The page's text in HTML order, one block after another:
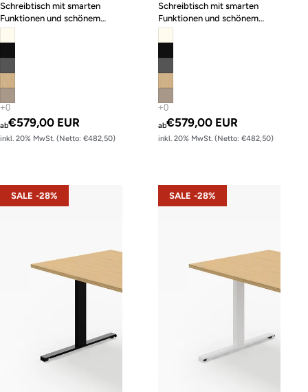
Schreibtisch mit smarten
Funktionen und schönem
Design
ab€579,00 EUR
inkl. 20% MwSt. (Netto: €482,50)
Schreibtisch mit smarten
Funktionen und schönem
Design
ab€579,00 EUR
inkl. 20% MwSt. (Netto: €482,50)
s22 – Gestell Schwarz (glatt)
SALE -28% s22 – Gestell Weiß (glatt)
SALE -28%